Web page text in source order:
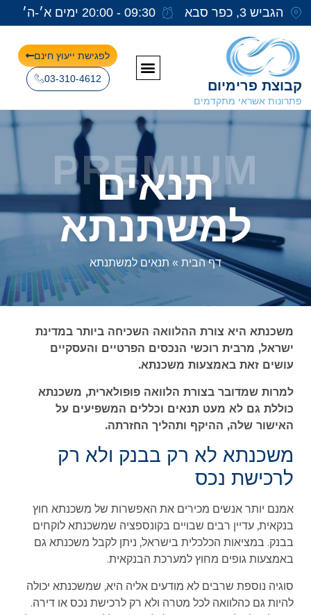
הגביש 3, כפר סבא 09:30 - 20:00 ימים א׳-ה׳
קבוצת פרימיום
פתרונות אשראי מתקדמים
לפגישת ייעוץ חינם
03-310-4612
PREMIUM
תנאים
למשתנתא
דף הבית » תנאים למשתנתא
משכנתא היא צורת ההלוואה השכיחה ביותר במדינת
ישראל, מרבית רוכשי הנכסים הפרטיים והעסקיים
עושים זאת באמצעות משכנתא.
למרות שמדובר בצורת הלוואה פופולארית, משכנתא
כוללת גם לא מעט תנאים וכללים המשפיעים על
האישור שלה, ההיקף ותהליך החזרתה.
משכנתא לא רק בבנק ולא רק
לרכישת נכס
אמנם יותר אנשים מכירים את האפשרות של משכנתא חוץ
בנקאית, עדיין רבים שבויים בקונספציה שמשכנתא לוקחים
בבנק. במציאות הכלכלית בישראל, ניתן לקבל משכנתא גם
באמצעות גופים מחוץ למערכת הבנקאית.
סוגיה נוספת שרבים לא מודעים אליה היא, שמשכנתא יכולה
להיות גם כהלוואה לכל מטרה ולא רק לרכישת נכס או דירה.